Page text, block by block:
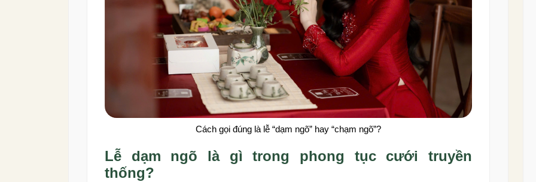
Cách gọi đúng là lễ “dạm ngõ” hay “chạm ngõ”?
Lễ dạm ngõ là gì trong phong tục cưới truyền
thống?